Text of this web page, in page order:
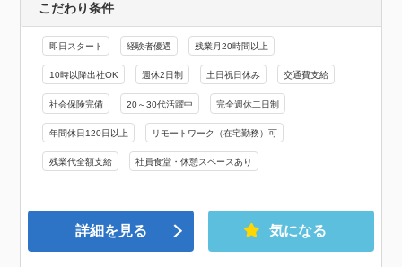
こだわり条件
即日スタート 経験者優遇 残業月20時間以上
10時以降出社OK 週休2日制 土日祝日休み 交通費支給
社会保険完備 20～30代活躍中 完全週休二日制
年間休日120日以上 リモートワーク（在宅勤務）可
残業代全額支給 社員食堂・休憩スペースあり
詳細を見る 気になる